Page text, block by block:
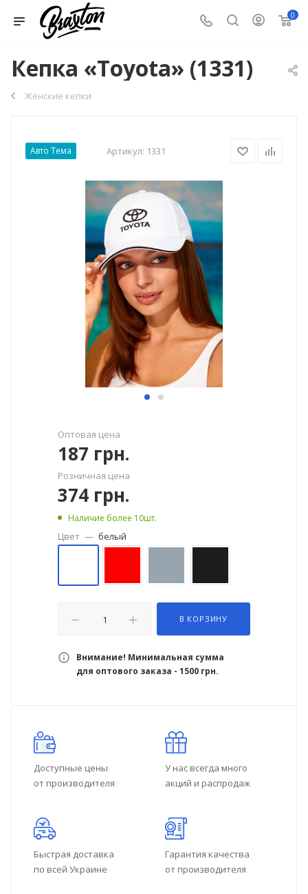
0
Кепка «Toyota» (1331)
Женские кепки
Авто Тема Артикул: 1331
Оптовая цена
187 грн.
Розничная цена
374 грн.
Наличие более 10шт.
Цвет — белый
В КОРЗИНУ
Внимание! Минимальная сумма
для оптового заказа - 1500 грн.
Доступные цены
от производителя
У нас всегда много
акций и распродаж
Быстрая доставка
по всей Украине
Гарантия качества
от производителя